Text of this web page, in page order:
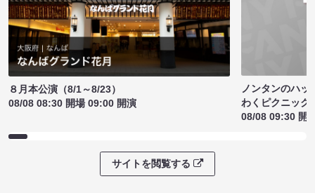
８月本公演（8/1～8/23）
08/08 08:30 開場 09:00 開演
ノンタンのハッ
わくピクニック
08/08 09:30 開
サイトを閲覧する